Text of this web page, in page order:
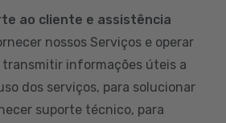
ao cliente e assistência
nossos Serviços e operar
transmitir informações úteis a
dos serviços, para solucionar
suporte técnico, para